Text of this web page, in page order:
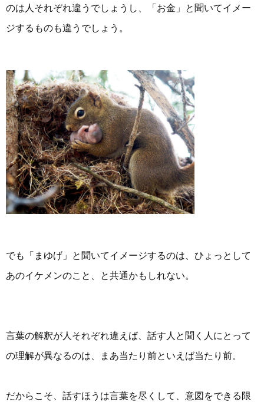
のは人それぞれ違うでしょうし、「お金」と聞いてイメー
ジするものも違うでしょう。
でも「まゆげ」と聞いてイメージするのは、ひょっとして
あのイケメンのこと、と共通かもしれない。
言葉の解釈が人それぞれ違えば、話す人と聞く人にとって
の理解が異なるのは、まあ当たり前といえば当たり前。
だからこそ、話すほうは言葉を尽くして、意図をできる限